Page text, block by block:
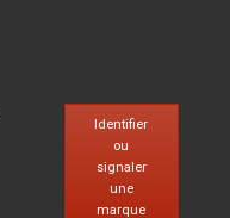
Identifier
ou
signaler
une
marque